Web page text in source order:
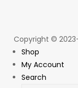
Copyright ©
Shop
My Account
Search